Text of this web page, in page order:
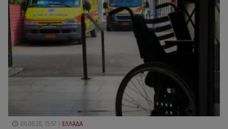
06.08.26, 15:57 ΕΛΛΑΔΑ